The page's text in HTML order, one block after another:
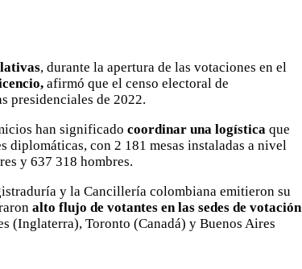
, durante la apertura de las votaciones en el
afirmó que el censo electoral de
presidenciales de 2022.
han significado coordinar una logística que
diplomáticas, con 2 181 mesas instaladas a nivel
y 637 318 hombres.
y la Cancillería colombiana emitieron su
alto flujo de votantes en las sedes de votación
(Inglaterra), Toronto (Canadá) y Buenos Aires